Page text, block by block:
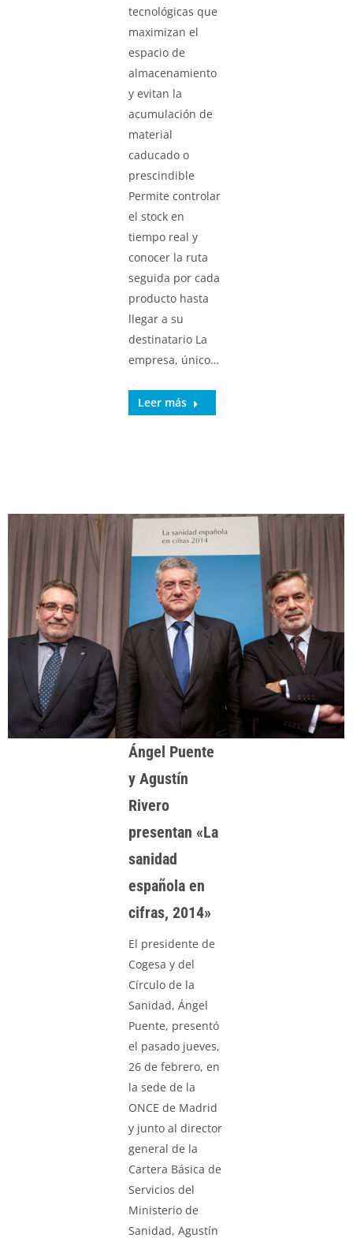
tecnológicas que
maximizan el
espacio de
almacenamiento
y evitan la
acumulación de
material
caducado o
prescindible
Permite controlar
el stock en
tiempo real y
conocer la ruta
seguida por cada
producto hasta
llegar a su
destinatario La
empresa, único…
Leer más
Ángel Puente
y Agustín
Rivero
presentan «La
sanidad
española en
cifras, 2014»
El presidente de
Cogesa y del
Círculo de la
Sanidad, Ángel
Puente, presentó
el pasado jueves,
26 de febrero, en
la sede de la
ONCE de Madrid
y junto al director
general de la
Cartera Básica de
Servicios del
Ministerio de
Sanidad, Agustín